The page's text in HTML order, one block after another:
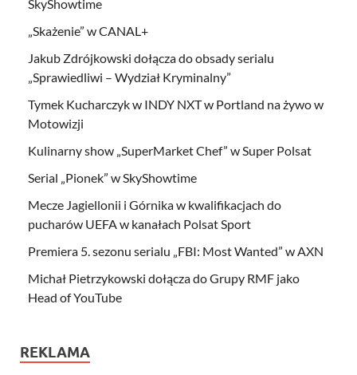
SkyShowtime
„Skażenie” w CANAL+
Jakub Zdrójkowski dołącza do obsady serialu
„Sprawiedliwi – Wydział Kryminalny”
Tymek Kucharczyk w INDY NXT w Portland na żywo w
Motowizji
Kulinarny show „SuperMarket Chef” w Super Polsat
Serial „Pionek” w SkyShowtime
Mecze Jagiellonii i Górnika w kwalifikacjach do
pucharów UEFA w kanałach Polsat Sport
Premiera 5. sezonu serialu „FBI: Most Wanted” w AXN
Michał Pietrzykowski dołącza do Grupy RMF jako
Head of YouTube
REKLAMA